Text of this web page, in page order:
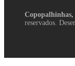
Copopalhinhas,
reservados.